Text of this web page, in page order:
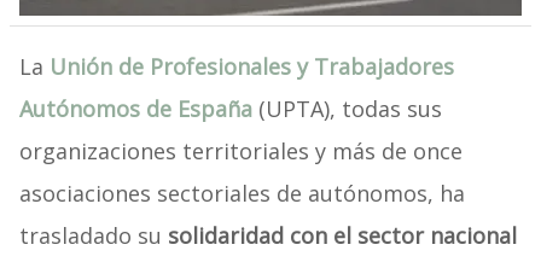
La Unión de Profesionales y Trabajadores
Autónomos de España(UPTA), todas sus
organizaciones territoriales y más de once
asociaciones sectoriales de autónomos, ha
trasladado su solidaridad con el sector nacional